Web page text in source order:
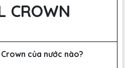
CROWN
của nước nào?